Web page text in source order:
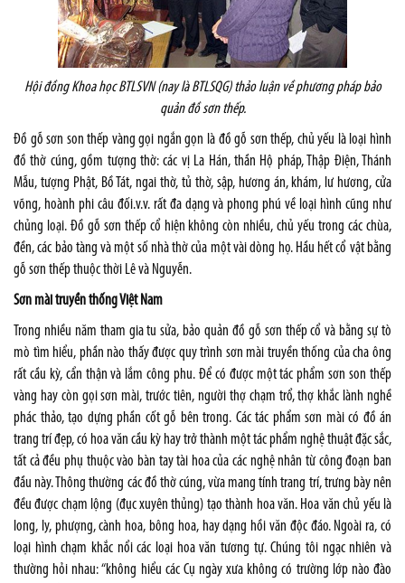
Hội đồng Khoa học BTLSVN (nay là BTLSQG) thảo luận về phương pháp bảo
quản đồ sơn thếp.
Đồ gỗ sơn son thếp vàng gọi ngắn gọn là đồ gỗ sơn thếp, chủ yếu là loại hình
đồ thờ cúng, gồm tượng thờ: các vị La Hán, thần Hộ pháp, Thập Điện, Thánh
Mẫu, tượng Phật, Bồ Tát, ngai thờ, tủ thờ, sập, hương án, khám, lư hương, cửa
võng, hoành phi câu đối.v.v. rất đa dạng và phong phú về loại hình cũng như
chủng loại. Đồ gỗ sơn thếp cổ hiện không còn nhiều, chủ yếu trong các chùa,
đền, các bảo tàng và một số nhà thờ của một vài dòng họ. Hầu hết cổ vật bằng
gỗ sơn thếp thuộc thời Lê và Nguyễn.
Sơn mài truyền thống Việt Nam
Trong nhiều năm tham gia tu sửa, bảo quản đồ gỗ sơn thếp cổ và bằng sự tò
mò tìm hiểu, phần nào thấy được quy trình sơn mài truyền thống của cha ông
rất cầu kỳ, cẩn thận và lắm công phu. Để có được một tác phẩm sơn son thếp
vàng hay còn gọi sơn mài, trước tiên, người thợ chạm trổ, thợ khắc lành nghề
phác thảo, tạo dựng phần cốt gỗ bên trong. Các tác phẩm sơn mài có đồ án
trang trí đẹp, có hoa văn cầu kỳ hay trở thành một tác phẩm nghệ thuật đặc sắc,
tất cả đều phụ thuộc vào bàn tay tài hoa của các nghệ nhân từ công đoạn ban
đầu này. Thông thường các đồ thờ cúng, vừa mang tính trang trí, trưng bày nên
đều được chạm lộng (đục xuyên thủng) tạo thành hoa văn. Hoa văn chủ yếu là
long, ly, phượng, cành hoa, bông hoa, hay dạng hồi văn độc đáo. Ngoài ra, có
loại hình chạm khắc nổi các loại hoa văn tương tự. Chúng tôi ngạc nhiên và
thường hỏi nhau: “không hiểu các Cụ ngày xưa không có trường lớp nào đào